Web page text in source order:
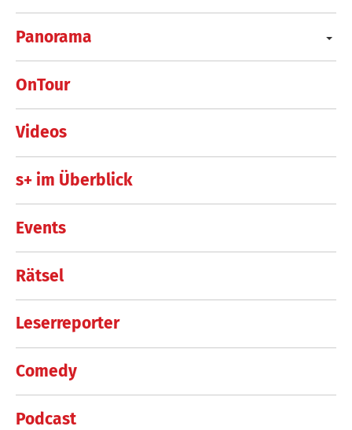
Panorama
OnTour
Videos
s+ im Überblick
Events
Rätsel
Leserreporter
Comedy
Podcast